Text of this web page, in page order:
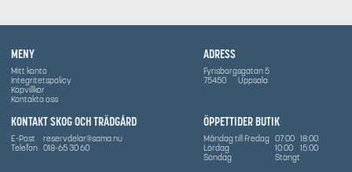
MENY
Mitt konto
Integritetspolicy
Köpvillkor
Kontakta oss
ÖPPETTIDER BUTIK
Måndag till Fredag 07:00 18:00
Lördag
10:00
15:00
Söndag
Stängt
ADRESS
Fyrisborgsgatan 5
75450
Uppsala
KONTAKT SKOG OCH TRÄDGÅRD
E-Post
reservdelar@sama.nu
Telefon 018-65 30 60